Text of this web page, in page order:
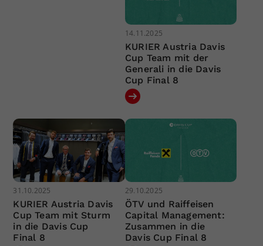
14.11.2025
KURIER Austria Davis
Cup Team mit der
Generali in die Davis
Cup Final 8
31.10.2025
KURIER Austria Davis
Cup Team mit Sturm
in die Davis Cup
Final 8
29.10.2025
ÖTV und Raiffeisen
Capital Management:
Zusammen in die
Davis Cup Final 8